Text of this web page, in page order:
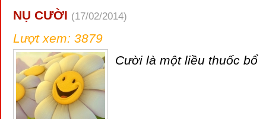
NỤ CƯỜI (17/02/2014)
Lượt xem: 3879
Cười là một liều thuốc bổ